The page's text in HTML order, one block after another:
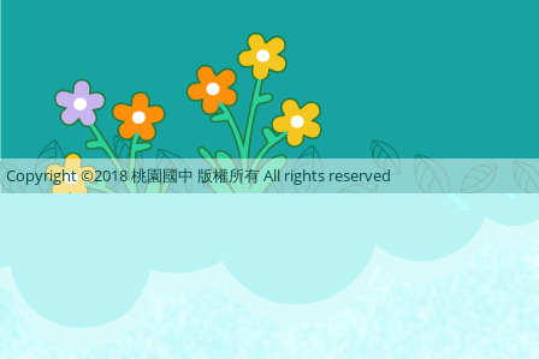
Copyright ©2018 桃園國中 版權所有 All rights reserved